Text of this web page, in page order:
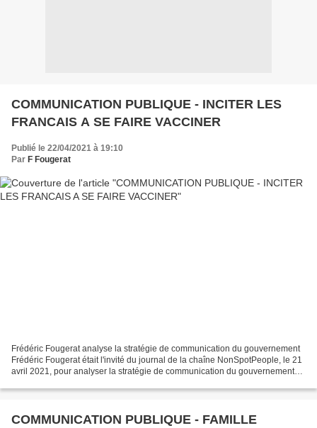
COMMUNICATION PUBLIQUE - INCITER LES
FRANCAIS A SE FAIRE VACCINER
Publié le 22/04/2021 à 19:10
Par F Fougerat
Frédéric Fougerat analyse la stratégie de communication du gouvernement
Frédéric Fougerat était l'invité du journal de la chaîne NonSpotPeople, le 21
avril 2021, pour analyser la stratégie de communication du gouvernement
COMMUNICATION PUBLIQUE - FAMILLE